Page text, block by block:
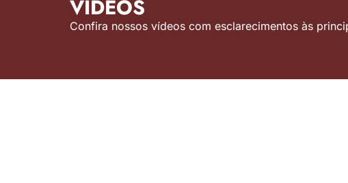
VÍDEOS
Confira nossos vídeos com esclarecimentos às